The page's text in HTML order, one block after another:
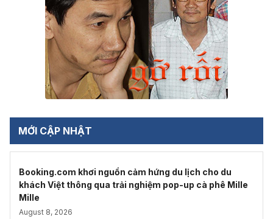
MỚI CẬP NHẬT
Booking.com khơi nguồn cảm hứng du lịch cho du
khách Việt thông qua trải nghiệm pop-up cà phê Mille
Mille
August 8, 2026